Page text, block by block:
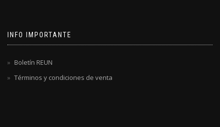
INFO IMPORTANTE
Boletín REUN
Términos y condiciones de venta